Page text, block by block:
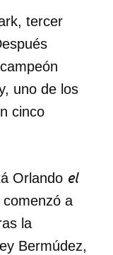
tercer
uno de los
cinco
Orlando el
a
la
Bermúdez,